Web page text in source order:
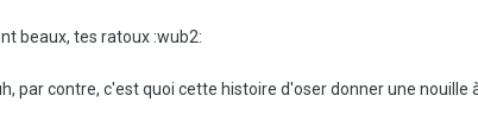
beaux, tes ratoux :wub2:
par contre, c'est quoi cette histoire d'oser donner une nouille